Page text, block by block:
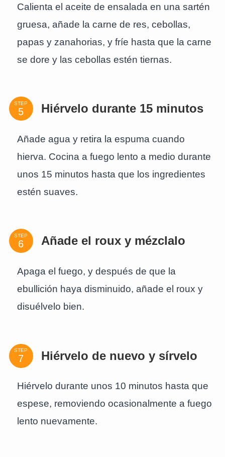
Calienta el aceite de ensalada en una sartén
gruesa, añade la carne de res, cebollas,
papas y zanahorias, y fríe hasta que la carne
se dore y las cebollas estén tiernas.
STEP Hiérvelo durante 15 minutos
Añade agua y retira la espuma cuando
hierva. Cocina a fuego lento a medio durante
unos 15 minutos hasta que los ingredientes
estén suaves.
STEP Añade el roux y mézclalo
Apaga el fuego, y después de que la
ebullición haya disminuido, añade el roux y
disuélvelo bien.
STEP Hiérvelo de nuevo y sírvelo
Hiérvelo durante unos 10 minutos hasta que
espese, removiendo ocasionalmente a fuego
lento nuevamente.